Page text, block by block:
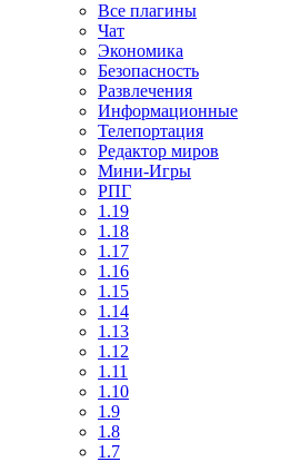
Все плагины
Чат
Экономика
Безопасность
Развлечения
Информационные
Телепортация
Редактор миров
Мини-Игры
РПГ
1.19
1.18
1.17
1.16
1.15
1.14
1.13
1.12
1.11
1.10
1.9
1.8
1.7